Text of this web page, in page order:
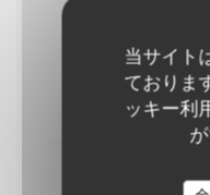
当サイト
ておりま
ッキー利
2x steak haché,
18,60